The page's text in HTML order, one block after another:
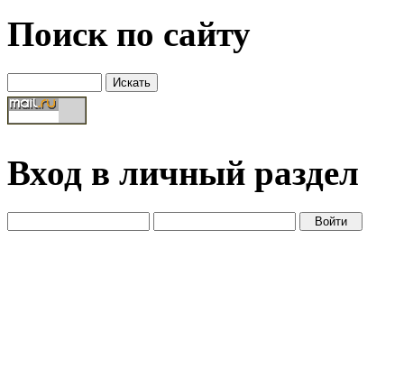
Поиск по сайту
Вход в личный раздел